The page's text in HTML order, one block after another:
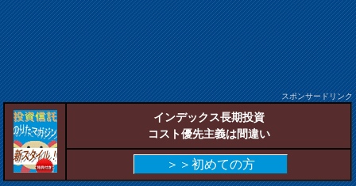
スポンサードリンク
インデックス長期投資
コスト優先主義は間違い
＞＞初めての方